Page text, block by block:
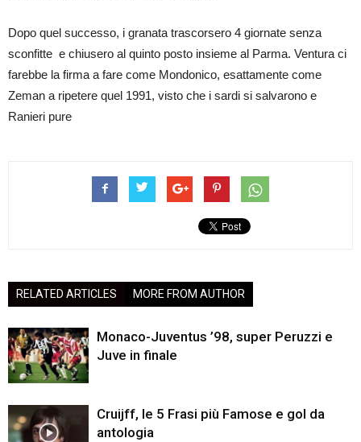
Dopo quel successo, i granata trascorsero 4 giornate senza
sconfitte e chiusero al quinto posto insieme al Parma. Ventura ci
farebbe la firma a fare come Mondonico, esattamente come
Zeman a ripetere quel 1991, visto che i sardi si salvarono e
Ranieri pure
RELATED ARTICLES MORE FROM AUTHOR
Monaco-Juventus ’98, super Peruzzi e
Juve in finale
Cruijff, le 5 Frasi più Famose e gol da
antologia